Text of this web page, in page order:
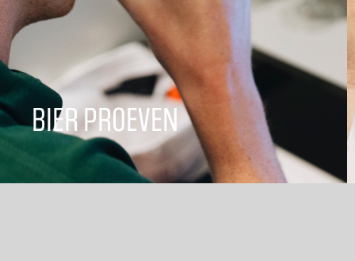
BIER PROEVEN
Elke dag proeft een team van Taste Pannel
leden onze bier op kwaliteit, hierbij kijken
ze naar smaak en reuk.